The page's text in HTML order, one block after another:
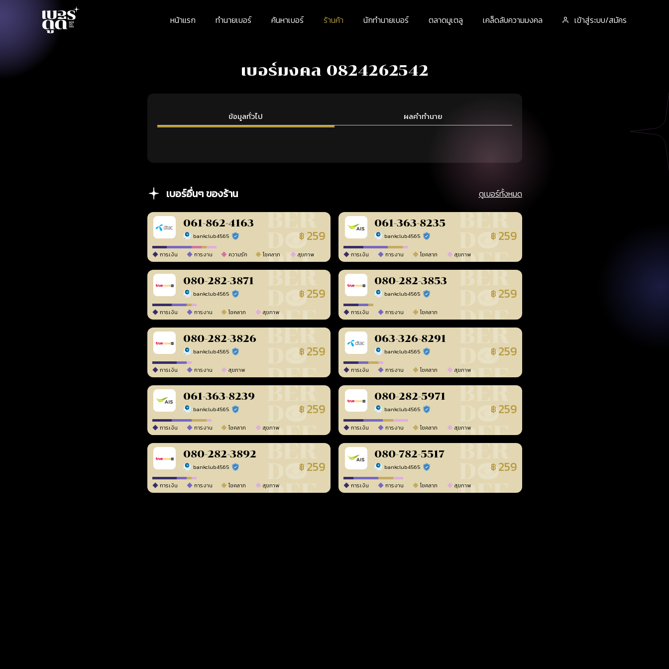
หน้าแรก ทำนายเบอร์ ค้นหาเบอร์ ร้านค้า นักทำนายเบอร์ ตลาดมูเตลู เคล็ดลับความมงคล เข้าสู่ระบบ/สมัคร
เบอร์มงคล 0824262542
ข้อมูลทั่วไป ผลคำทำนาย
เบอร์อื่นๆ ของร้าน ดูเบอร์ทั้งหมด
061-862-4163
bankclub4565 ร้านยืนยันแล้ว ฿ 259
การเงิน การงาน ความรัก โชคลาภ สุขภาพ
061-363-8235
bankclub4565 ร้านยืนยันแล้ว ฿ 259
การเงิน การงาน โชคลาภ สุขภาพ
080-282-3871
bankclub4565 ร้านยืนยันแล้ว ฿ 259
การเงิน การงาน โชคลาภ สุขภาพ
080-282-3853
bankclub4565 ร้านยืนยันแล้ว ฿ 259
การเงิน การงาน โชคลาภ
080-282-3826
bankclub4565 ร้านยืนยันแล้ว ฿ 259
การเงิน การงาน สุขภาพ
063-326-8291
bankclub4565 ร้านยืนยันแล้ว ฿ 259
การเงิน การงาน โชคลาภ สุขภาพ
061-363-8239
bankclub4565 ร้านยืนยันแล้ว ฿ 259
การเงิน การงาน โชคลาภ สุขภาพ
080-282-5971
bankclub4565 ร้านยืนยันแล้ว ฿ 259
การเงิน การงาน โชคลาภ สุขภาพ
080-282-3892
bankclub4565 ร้านยืนยันแล้ว ฿ 259
การเงิน การงาน โชคลาภ สุขภาพ
080-782-5517
bankclub4565 ร้านยืนยันแล้ว ฿ 259
การเงิน การงาน โชคลาภ สุขภาพ